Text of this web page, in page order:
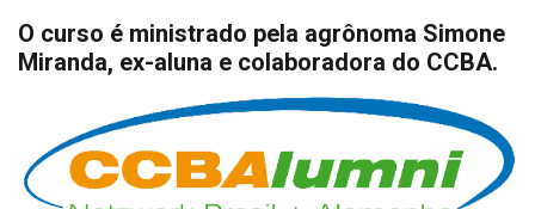
O curso é ministrado pela agrônoma Simone
Miranda, ex-aluna e colaboradora do CCBA.